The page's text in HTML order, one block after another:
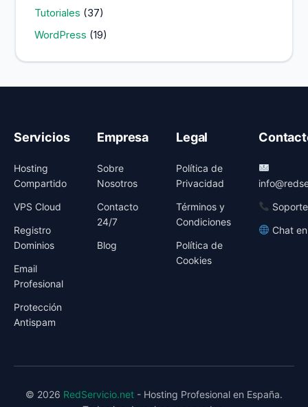
Tutoriales (37)
WordPress (19)
Servicios
Hosting
Compartido
VPS Cloud
Registro
Dominios
Email
Profesional
Protección
Antispam
Empresa
Sobre
Nosotros
Contacto
24/7
Blog
Legal
Política de
Privacidad
Términos y
Condiciones
Política de
Cookies
Chat
© 2026 RedServicio.net - Hosting Profesional en España.